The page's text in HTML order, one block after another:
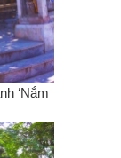
‘Nắm